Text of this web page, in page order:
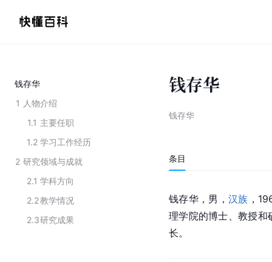
钱存华
1 人物介绍
1.1 主要任职
1.2 学习工作经历
2 研究领域与成就
2.1 学科方向
2.2教学情况
2.3研究成果
钱存华
钱存华
条目
钱存华，男， 汉族 ，
理学院的博士、教授
长。